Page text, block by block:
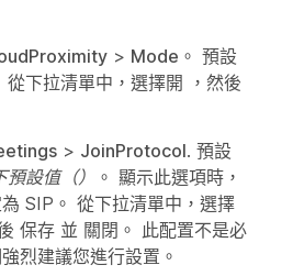
> Mode 。 預設
從下拉清單中，選擇開
，然後
> JoinProtocol. 預設
預設值（）
。 顯示此選項時，
SIP。 從下拉清單中，選擇
保存 並 關閉 。 此配置不是必
烈建議您進行設置。